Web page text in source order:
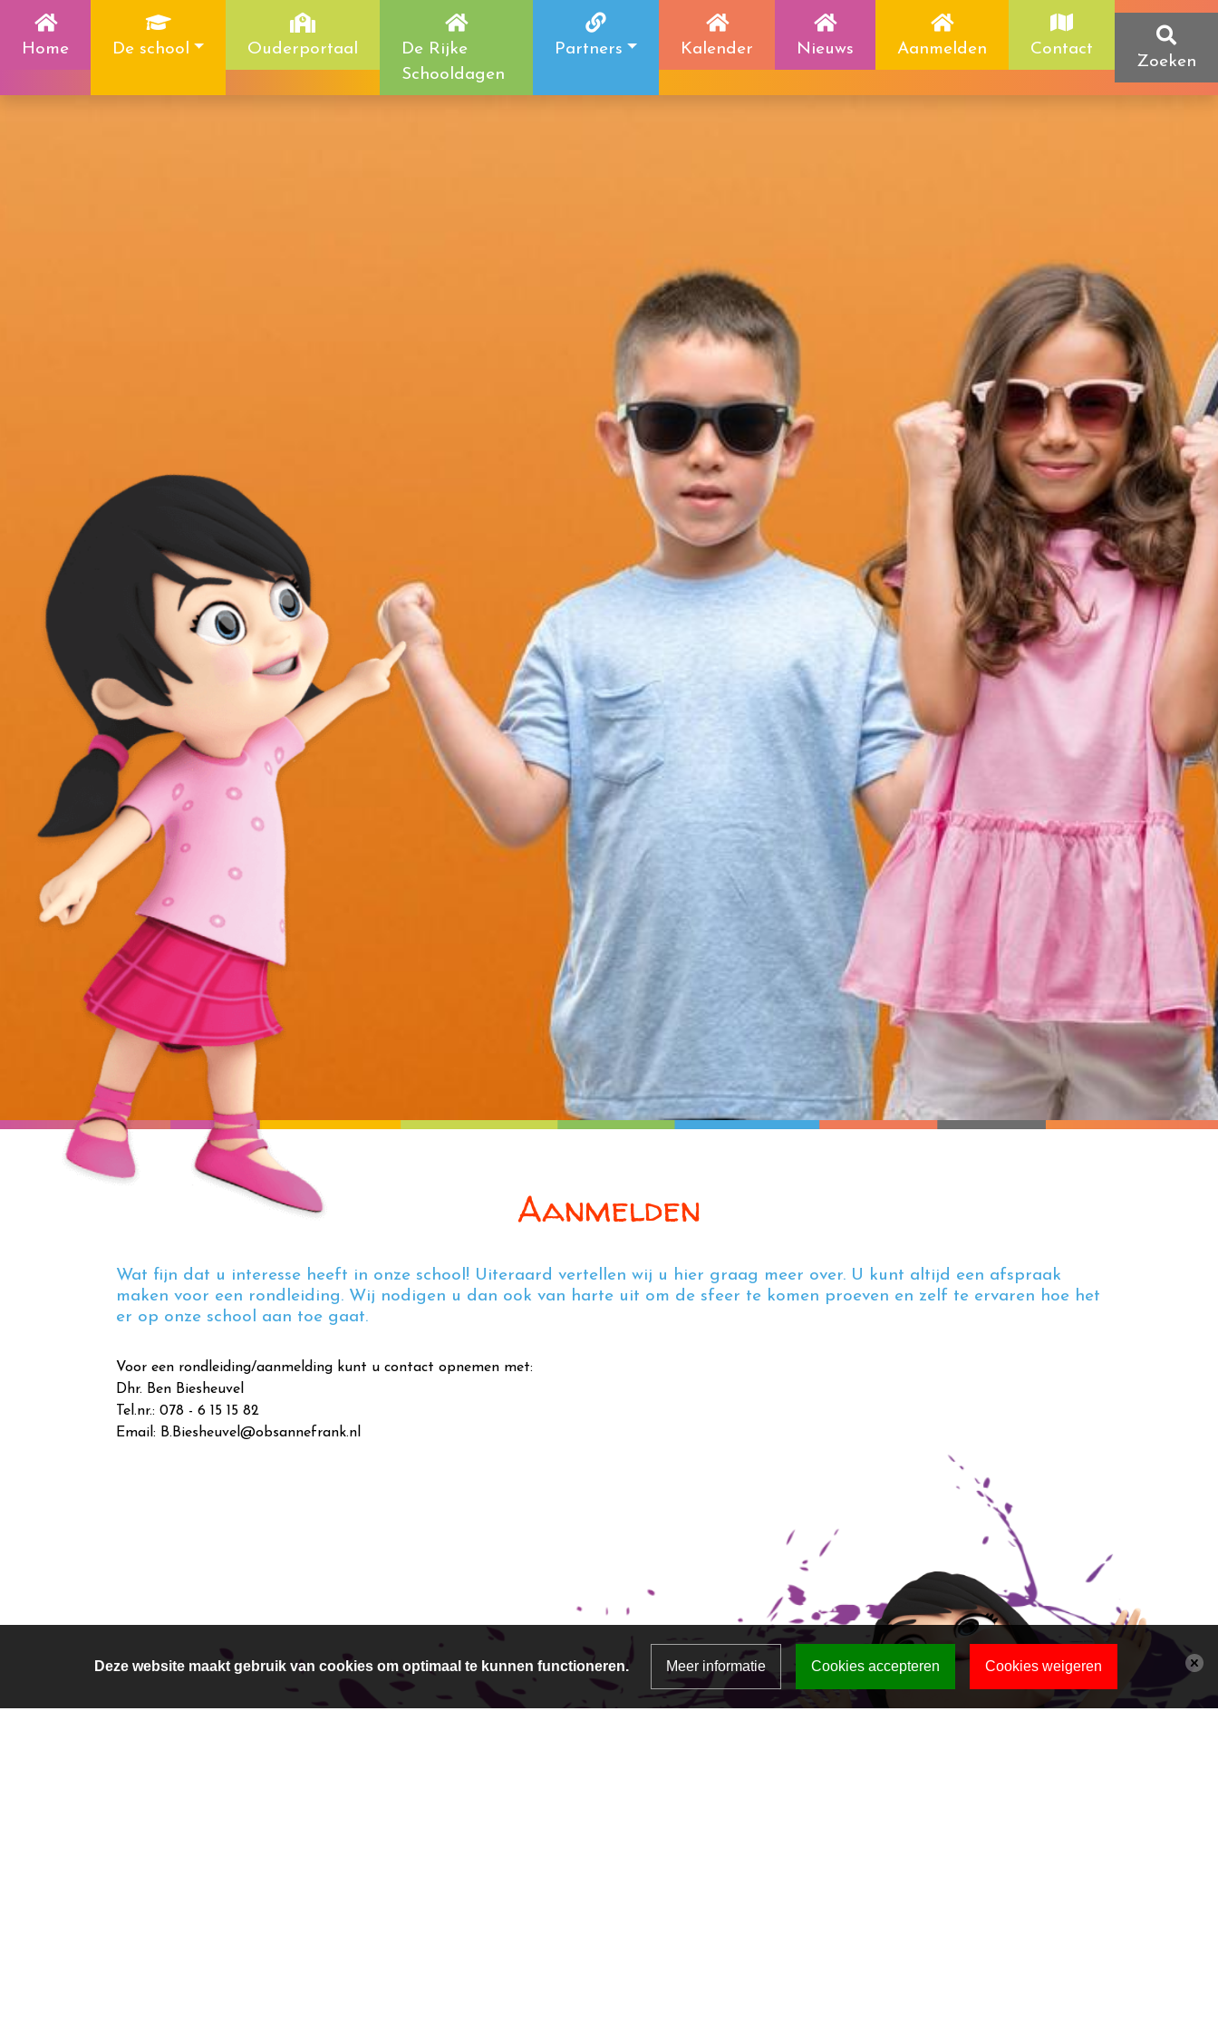
Home De school Ouderportaal
De Rijke
Schooldagen
Partners Kalender Nieuws Aanmelden Contact
Zoeken
Aanmelden
Wat fijn dat u interesse heeft in onze school! Uiteraard vertellen wij u hier graag meer over. U kunt altijd een afspraak
maken voor een rondleiding. Wij nodigen u dan ook van harte uit om de sfeer te komen proeven en zelf te ervaren hoe het
er op onze school aan toe gaat.
Voor een rondleiding/aanmelding kunt u contact opnemen met:
Dhr. Ben Biesheuvel
Tel.nr.: 078 - 6 15 15 82
Email: B.Biesheuvel@obsannefrank.nl
Deze website maakt gebruik van cookies om optimaal te kunnen functioneren. Meer informatie Cookies accepteren Cookies weigeren